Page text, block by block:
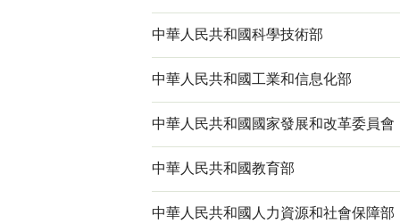
中華人民共和國科學技術部
中華人民共和國工業和信息化部
中華人民共和國國家發展和改革委員會
中華人民共和國教育部
中華人民共和國人力資源和社會保障部